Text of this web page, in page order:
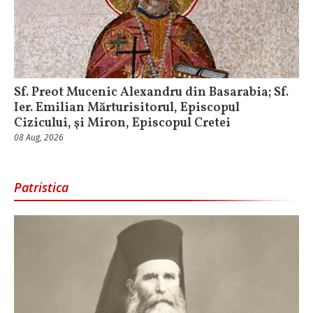
Sf. Preot Mucenic Alexandru din Basarabia; Sf.
Ier. Emilian Mărturisitorul, Episcopul
Cizicului, şi Miron, Episcopul Cretei
08 Aug, 2026
Patristica